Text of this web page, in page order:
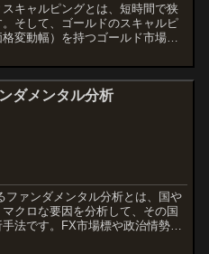
キャルピングとは、短時間で狭
そして、ゴールドのスキャルピ
変動幅）を持つゴールド市場で
ダメンタル分析
ファンダメンタル分析とは、国や
クロな要因を分析して、その国
法です。FX市場標や政治情勢、